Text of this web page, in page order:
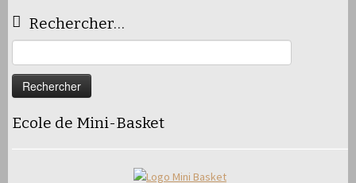
Rechercher…
Ecole de Mini-Basket